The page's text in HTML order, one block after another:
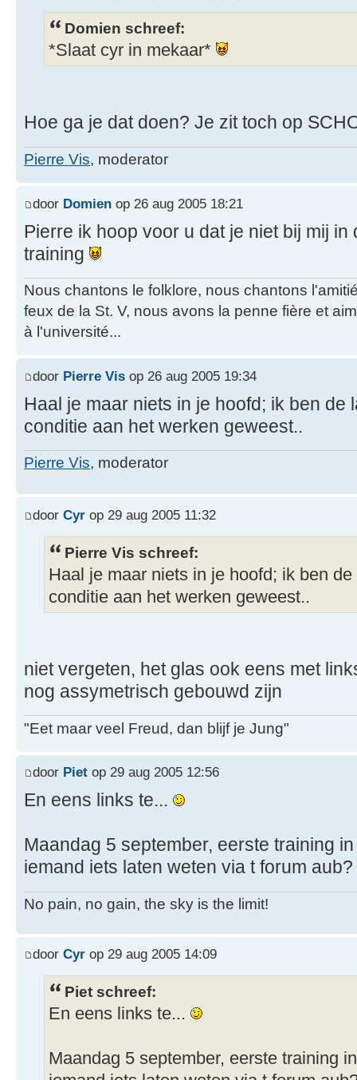
Domien schreef:
*Slaat cyr in mekaar*
Hoe ga je dat doen? Je zit toch op
Pierre Vis, moderator
door Domien op 26 aug 2005 18:21
Pierre ik hoop voor u dat je niet bij mij
training
Nous chantons le folklore, nous chantons
feux de la St. V, nous avons la penne fière et
à l'université...
door Pierre Vis op 26 aug 2005 19:34
Haal je maar niets in je hoofd; ik ben de
conditie aan het werken geweest..
Pierre Vis, moderator
door Cyr op 29 aug 2005 11:32
Pierre Vis schreef:
Haal je maar niets in je hoofd; ik ben
conditie aan het werken geweest..
niet vergeten, het glas ook eens met
nog assymetrisch gebouwd zijn
"Eet maar veel Freud, dan blijf je Jung"
door Piet op 29 aug 2005 12:56
En eens links te...
Maandag 5 september, eerste training
iemand iets laten weten via t forum aub?
No pain, no gain, the sky is the limit!
door Cyr op 29 aug 2005 14:09
Piet schreef:
En eens links te...
Maandag 5 september, eerste training